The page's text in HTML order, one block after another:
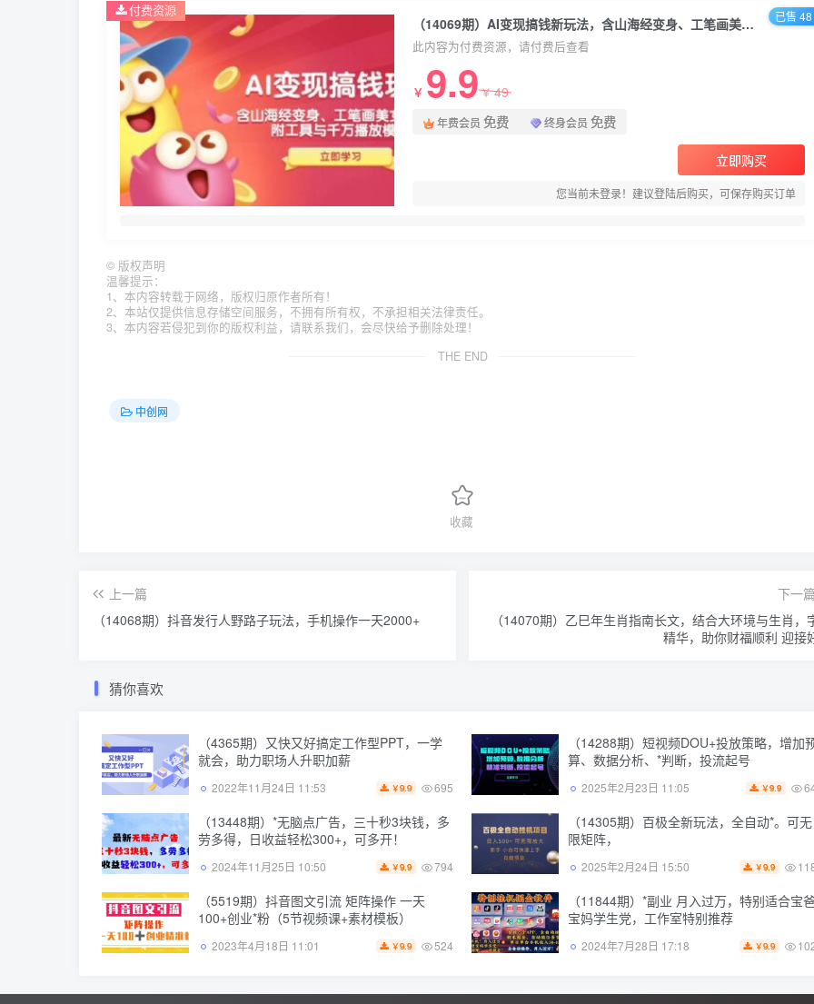
（14069期）AI变现搞钱新玩法，含山海经变身、工笔画美女等，附工具与千万播放模板
此内容为付费资源，请付费后查看
￥ 9.9￥49
年费会员 免费 终身会员 免费
立即购买
您当前未登录！建议登陆后购买，可保存购买订单
付费资源 已售 48
© 版权声明
温馨提示：
1、本内容转载于网络，版权归原作者所有！
2、本站仅提供信息存储空间服务，不拥有所有权，不承担相关法律责任。
3、本内容若侵犯到你的版权利益，请联系我们，会尽快给予删除处理！
THE END
中创网
收藏
上一篇
（14068期）抖音发行人野路子玩法，手机操作一天2000+
下一
（14070期）乙巳年生肖指南长文，结合大环境与生肖，
精华，助你财福顺利 迎接
猜你喜欢
（4365期）又快又好搞定工作型PPT，一学
就会，助力职场人升职加薪
2022年11月24日 11:53 ￥9.9 695
（14288期）短视频DOU+投放策略，增加
算、数据分析、*判断，投流起号
2025年2月23日 11:05 ￥9.9
（13448期）*无脑点广告，三十秒3块钱，多
劳多得，日收益轻松300+，可多开！
2024年11月25日 10:50 ￥9.9 794
（14305期）百极全新玩法，全自动*。可无
限矩阵，
2025年2月24日 15:50 ￥9.9
（5519期）抖音图文引流 矩阵操作 一天
100+创业*粉（5节视频课+素材模板）
2023年4月18日 11:01 ￥9.9 524
（11844期）*副业 月入过万，特别适合宝
宝妈学生党，工作室特别推荐
2024年7月28日 17:18 ￥9.9